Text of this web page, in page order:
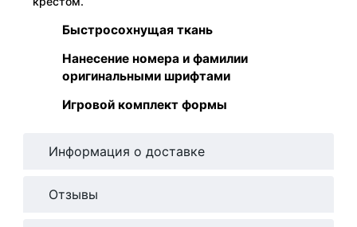
Быстросохнущая ткань
Нанесение номера и фамилии
оригинальными шрифтами
Игровой комплект формы
Информация о доставке
Отзывы